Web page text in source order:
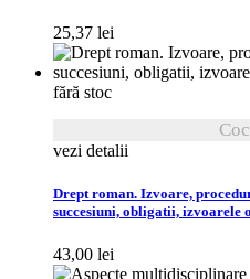
25,37 lei
fără stoc
vezi detalii
Drept roman. Izvoare,
succesiuni, obligatii,
43,00 lei